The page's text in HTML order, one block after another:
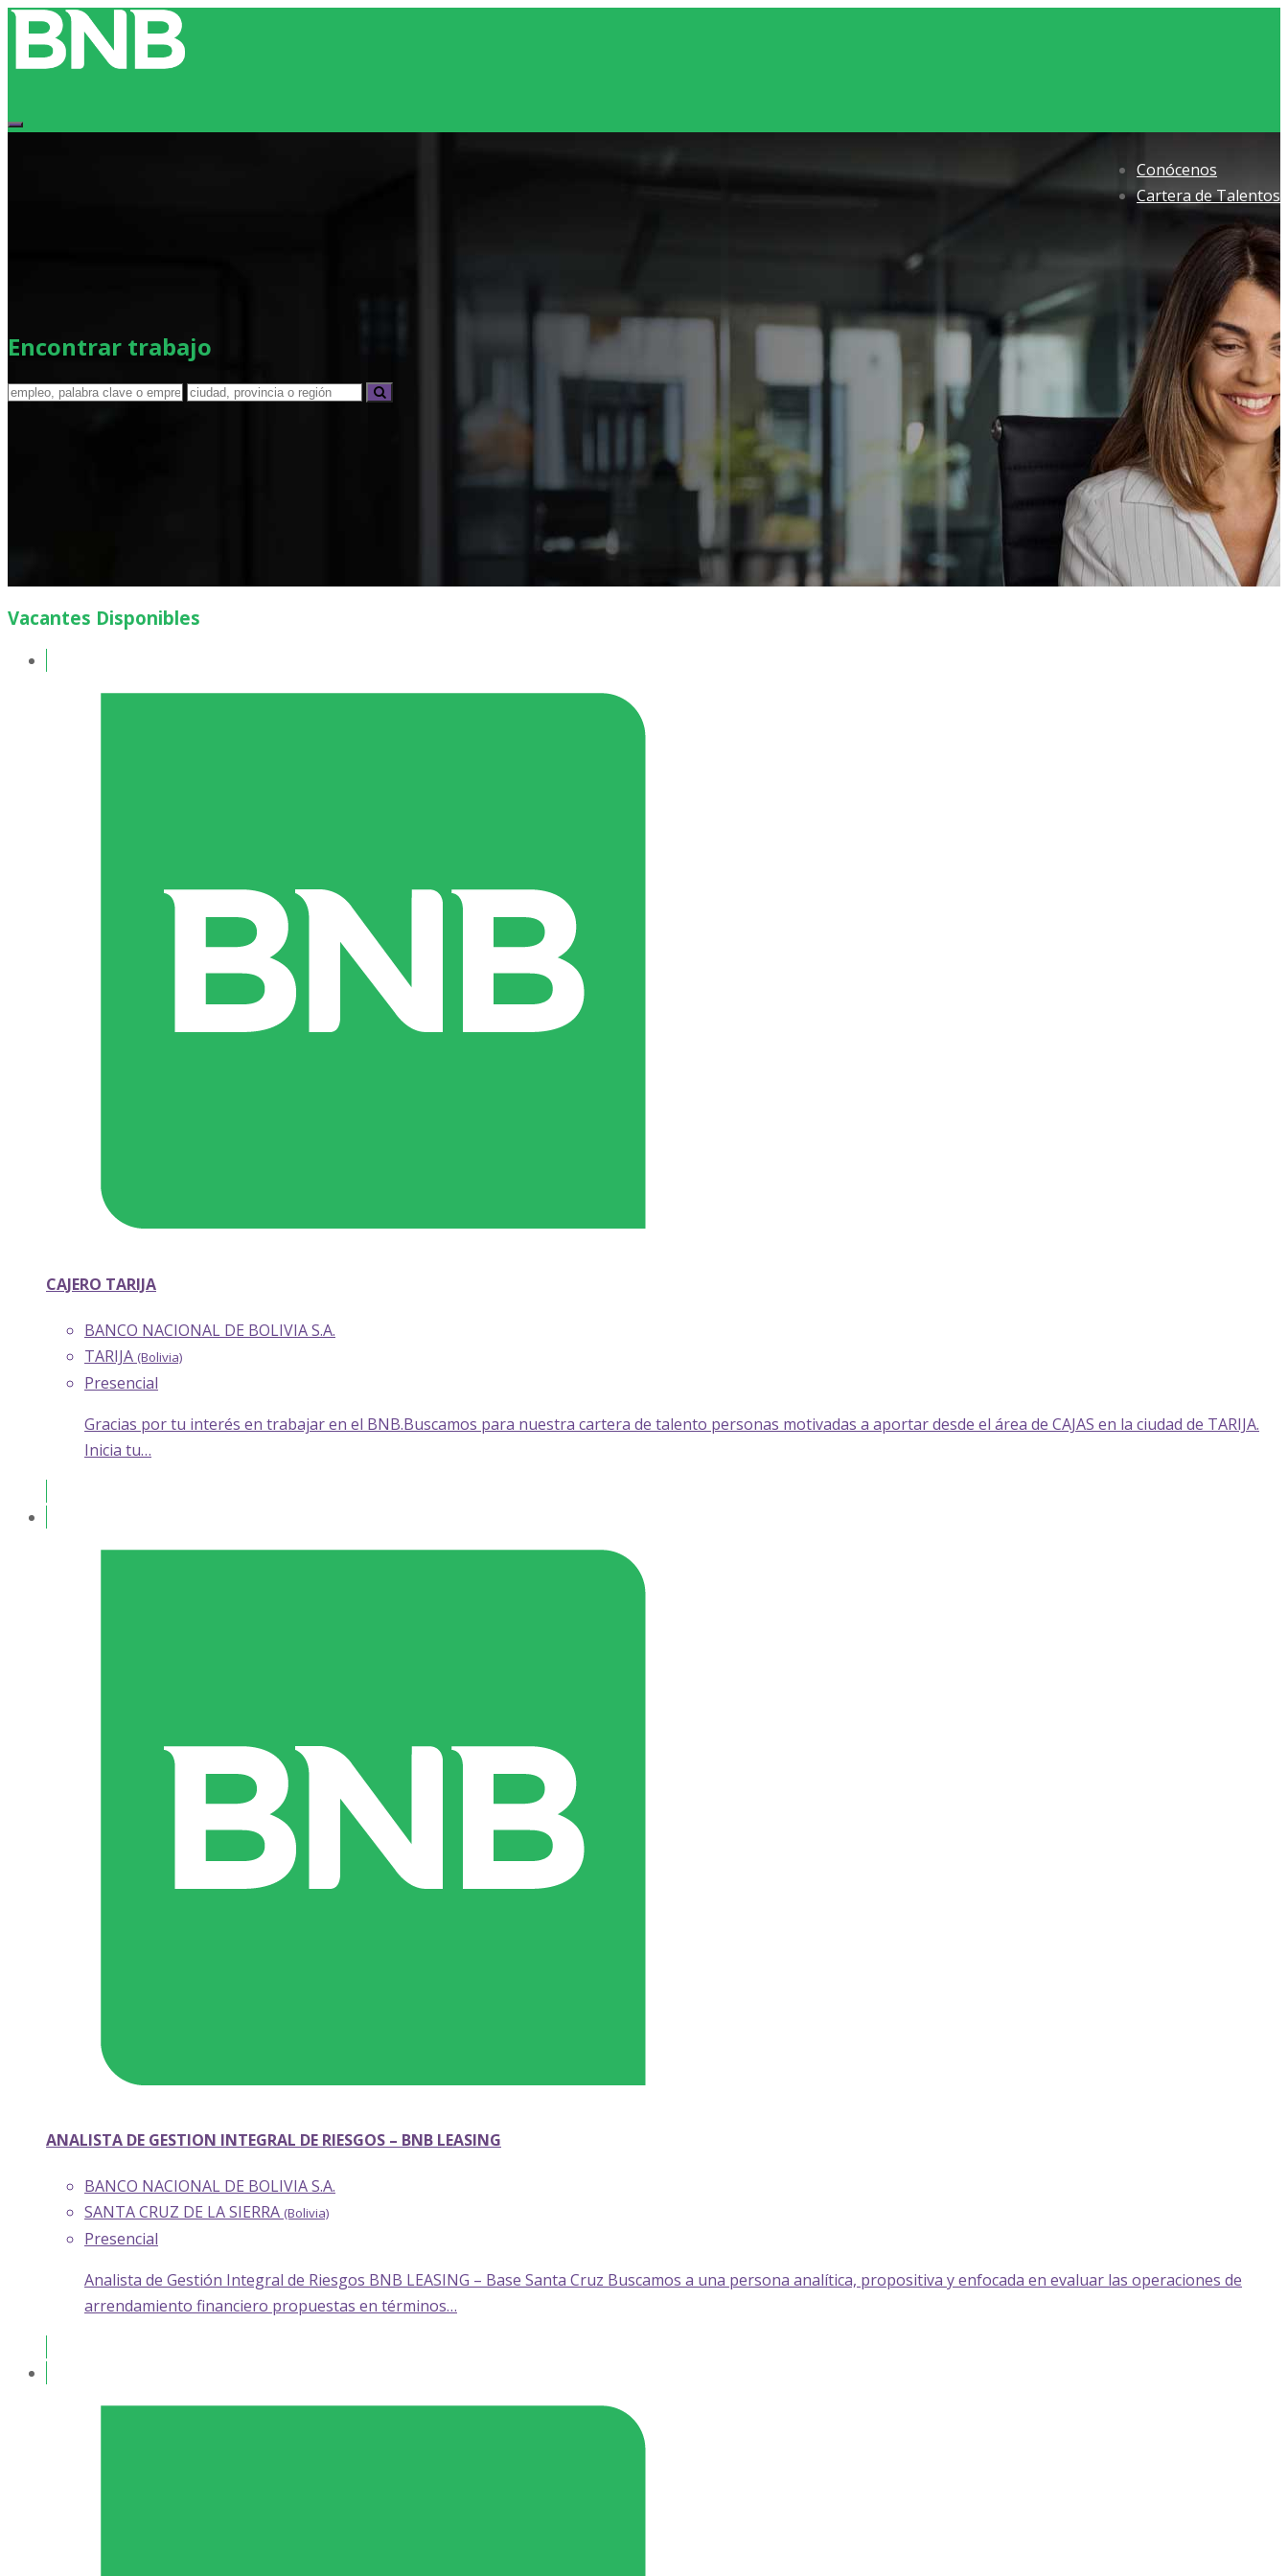
Conócenos
Cartera de Talentos
Encontrar trabajo
Vacantes Disponibles
CAJERO TARIJA
BANCO NACIONAL DE BOLIVIA S.A.
TARIJA (Bolivia)
Presencial
Gracias por tu interés en trabajar en el BNB.Buscamos para nuestra cartera de talento personas motivadas a aportar desde el área de CAJAS en la ciudad de TARIJA.
Inicia tu…
ANALISTA DE GESTION INTEGRAL DE RIESGOS – BNB LEASING
BANCO NACIONAL DE BOLIVIA S.A.
SANTA CRUZ DE LA SIERRA (Bolivia)
Presencial
Analista de Gestión Integral de Riesgos BNB LEASING – Base Santa Cruz Buscamos a una persona analítica, propositiva y enfocada en evaluar las operaciones de
arrendamiento financiero propuestas en términos…